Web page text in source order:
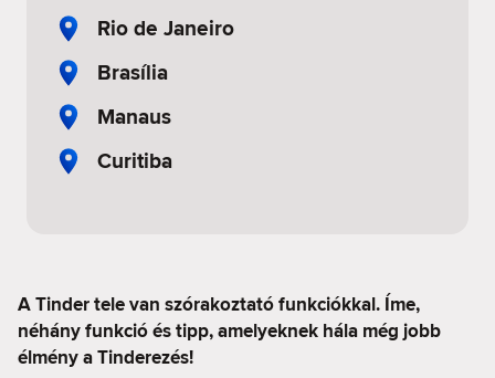
Rio de Janeiro
Brasília
Manaus
Curitiba
A Tinder tele van szórakoztató funkciókkal. Íme,
néhány funkció és tipp, amelyeknek hála még jobb
élmény a Tinderezés!